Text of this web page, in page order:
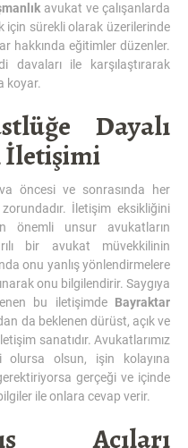
avukat ve çalışanlarda
için sürekli olarak üzerilerinde
hakkında eğitimler düzenler.
davaları ile karşılaştırarak
koyar.
Dayalı
İletişimi
öncesi ve sonrasında her
İletişim eksikliğini
önemli unsur avukatların
bir avukat müvekkilinin
onu yanlış yönlendirmelere
onu bilgilendirir. Saygıya
bu iletişimde Bayraktar
da beklenen dürüst, açık ve
sanatıdır. Avukatlarımız
olsun, işin kolayına
gerçeği ve içinde
ile onlara cevap verir.
Açıları